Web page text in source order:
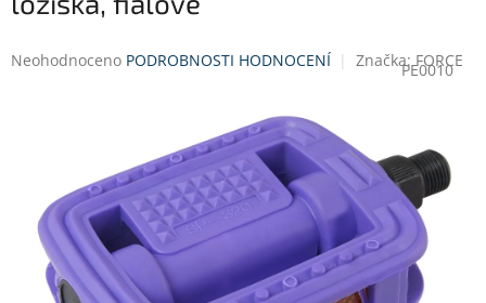
PE0010
Průměrné
hvězdiček.
Neohodnoceno PODROBNOSTI HODNOCENÍ Značka:FORCE